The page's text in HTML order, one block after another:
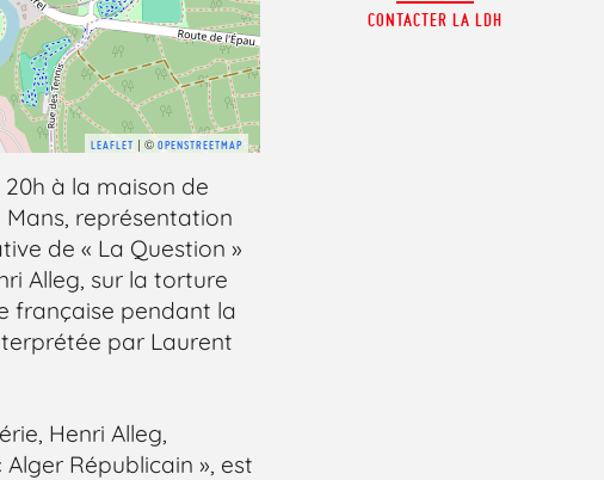
LEAFLET | ©OPENSTREETMAP
à la maison de
représentation
de « La Question »
Alleg, sur la torture
française pendant la
par Laurent
Henri Alleg,
Républicain », est
CONTACTER LA LDH